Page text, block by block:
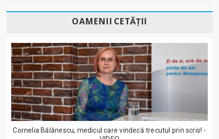
OAMENII CETĂȚII
Cornelia Bălănescu, medicul care vindecă trecutul prin scris! -